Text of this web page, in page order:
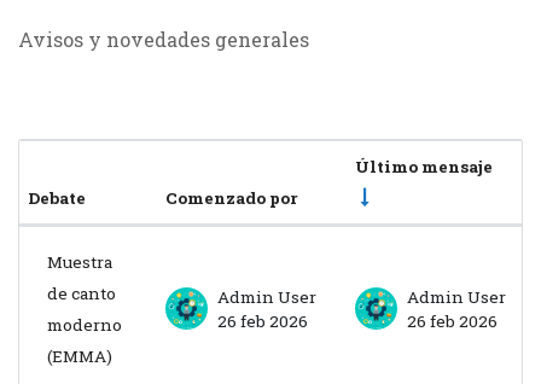
Avisos y novedades generales
Mostrando 2 de 2 discusiones
Estado
Debate Comenzado por
Último mensaje
Muestra
de canto
moderno
(EMMA)
Admin User
26 feb 2026
Admin User
26 feb 2026